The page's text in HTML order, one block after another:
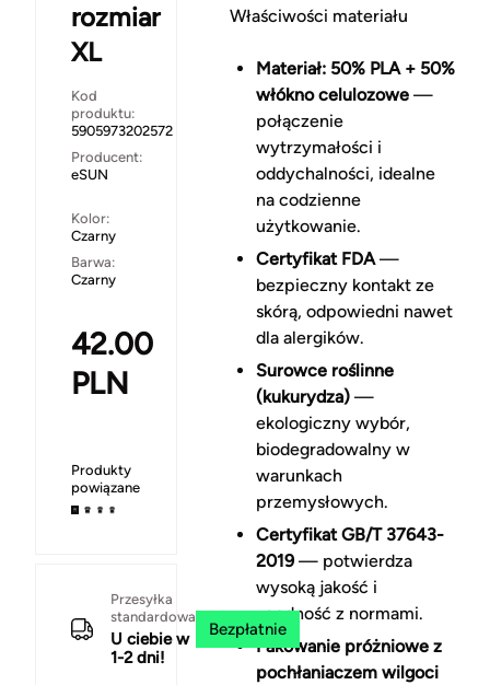
rozmiar
XL
Kod
produktu:
5905973202572
Producent:
eSUN
Kolor:
Czarny
Barwa:
Czarny
42.00
PLN
Produkty
powiązane
Przesyłka
standardowa
U ciebie w
1-2 dni!
Bezpłatnie
Właściwości materiału
Materiał: 50% PLA + 50%
włókno celulozowe—
połączenie
wytrzymałości i
oddychalności, idealne
na codzienne
użytkowanie.
Certyfikat FDA—
bezpieczny kontakt ze
skórą, odpowiedni nawet
dla alergików.
Surowce roślinne
(kukurydza)—
ekologiczny wybór,
biodegradowalny w
warunkach
przemysłowych.
Certyfikat GB/T 37643-
2019— potwierdza
wysoką jakość i
zgodność z normami.
Pakowanie próżniowe z
pochłaniaczem wilgoci